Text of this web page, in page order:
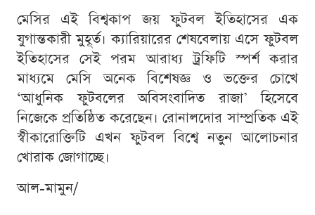
মেসির এই বিশ্বকাপ জয় ফুটবল ইতিহাসের এক
যুগান্তকারী মুহূর্ত। ক্যারিয়ারের শেষবেলায় এসে ফুটবল
ইতিহাসের সেই পরম আরাধ্য ট্রফিটি স্পর্শ করার
মাধ্যমে মেসি অনেক বিশেষজ্ঞ ও ভক্তের চোখে
‘আধুনিক ফুটবলের অবিসংবাদিত রাজা’ হিসেবে
নিজেকে প্রতিষ্ঠিত করেছেন। রোনালদোর সাম্প্রতিক এই
স্বীকারোক্তিটি এখন ফুটবল বিশ্বে নতুন আলোচনার
খোরাক জোগাচ্ছে।
আল-মামুন/